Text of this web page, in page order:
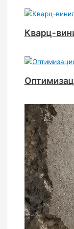
Кварц-